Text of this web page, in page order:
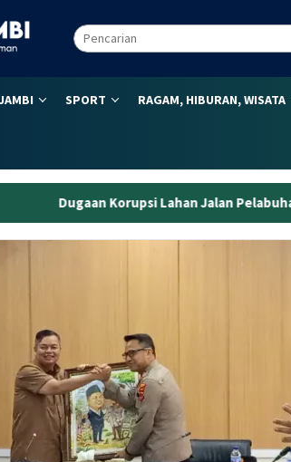
SPORT RAGAM, HIBURAN, WISATA
Lahan Jalan Pelabuhan Ujung Jabung, Eks